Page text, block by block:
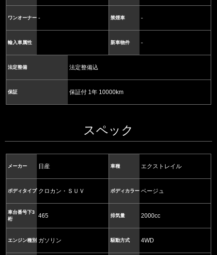
ワンオーナー - 禁煙車 -
輸入車属性 新車物件 -
法定整備 法定整備込
保証 保証付 1年 10000km
スペック
メーカー 日産 車種 エクストレイル
ボディタイプ クロカン・ＳＵＶ ボディカラー ベージュ
車台番号下3
桁
465 排気量 2000cc
エンジン種別 ガソリン 駆動方式 4WD